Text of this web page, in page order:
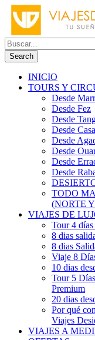
INICIO
TOURS Y
Desde
Desde Fez
Desde
Desde
Desde
Desde
Desde
Desde
TODO
(NORTE
VIAJES DE
Tour 4
8 dias
8 dias
Viaje 8
10 dias
Tour 5
Premium
20 dias
Por qué
Viajes
VIAJES A